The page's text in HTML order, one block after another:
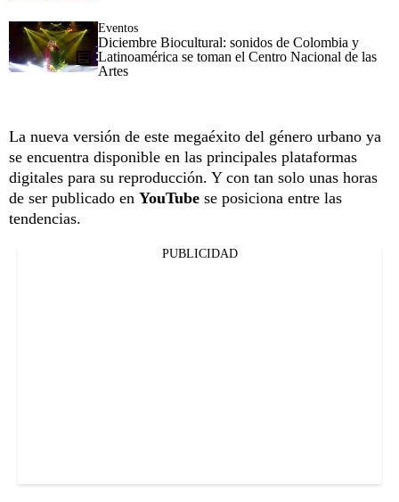
Eventos
Diciembre Biocultural: sonidos de Colombia y
Latinoamérica se toman el Centro Nacional de las
Artes
La nueva versión de este megaéxito del género urbano ya
se encuentra disponible en las principales plataformas
digitales para su reproducción. Y con tan solo unas horas
de ser publicado en YouTube se posiciona entre las
tendencias.
PUBLICIDAD